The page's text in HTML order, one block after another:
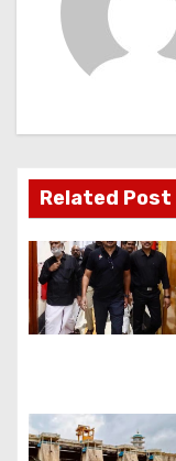
g
a
t
i
o
Related Post